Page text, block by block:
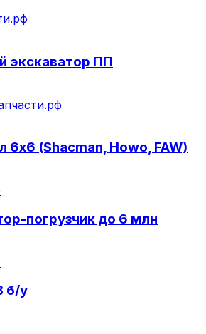
экскаватор ПП
(Shacman, Howo, FAW)
погрузчик до 6 млн
б/у